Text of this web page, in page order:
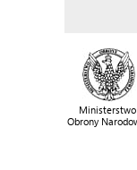
Ministerstwo
Obrony